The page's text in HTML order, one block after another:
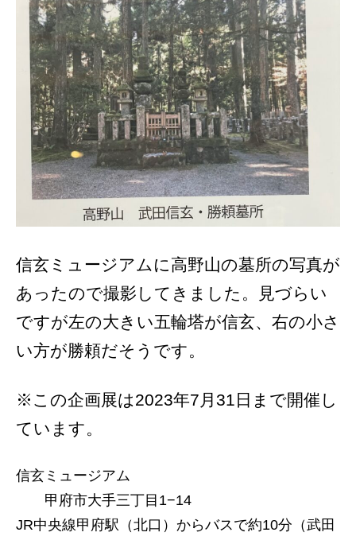
信玄ミュージアムに高野山の墓所の写真が
あったので撮影してきました。見づらい
ですが左の大きい五輪塔が信玄、右の小さ
い方が勝頼だそうです。
※この企画展は2023年7月31日まで開催し
ています。
信玄ミュージアム
甲府市大手三丁目1−14
JR中央線甲府駅（北口）からバスで約10分（武田